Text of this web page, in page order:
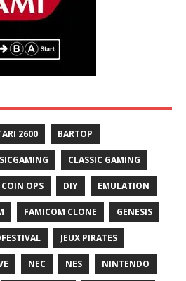
2600 BARTOP
CLASSIC GAMING
COIN OPS DIY EMULATION
FAMICOM CLONE GENESIS
JEUX PIRATES
NEC NES NINTENDO